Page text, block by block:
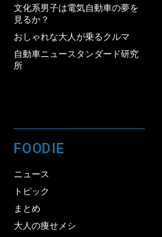
文化系男子は電気自動車の夢を
見るか？
おしゃれな大人が乗るクルマ
自動車ニュースタンダード研究
所
FOODIE
ニュース
トピック
まとめ
大人の痩せメシ